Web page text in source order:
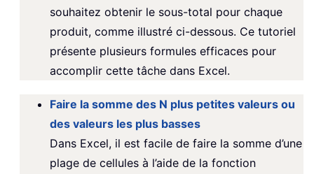
souhaitez obtenir le sous-total pour chaque
produit, comme illustré ci-dessous. Ce tutoriel
présente plusieurs formules efficaces pour
accomplir cette tâche dans Excel.
Faire la somme des N plus petites valeurs ou
des valeurs les plus basses
Dans Excel, il est facile de faire la somme d’une
plage de cellules à l’aide de la fonction